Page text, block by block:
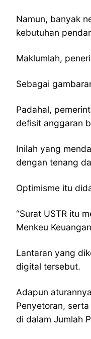
Namun, banyak
kebutuhan
Maklumlah,
Sebagai
Padahal,
defisit anggaran
Inilah yang
dengan tenang
Optimisme itu
“Surat USTR itu
Menkeu
Lantaran yang
digital tersebut.
Adapun
Penyetoran,
di dalam Jumlah